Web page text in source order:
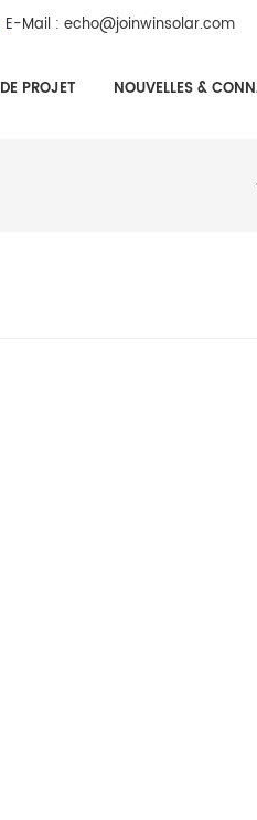
E-Mail : echo@joinwinsolar.com
PROJET NOUVELLES &